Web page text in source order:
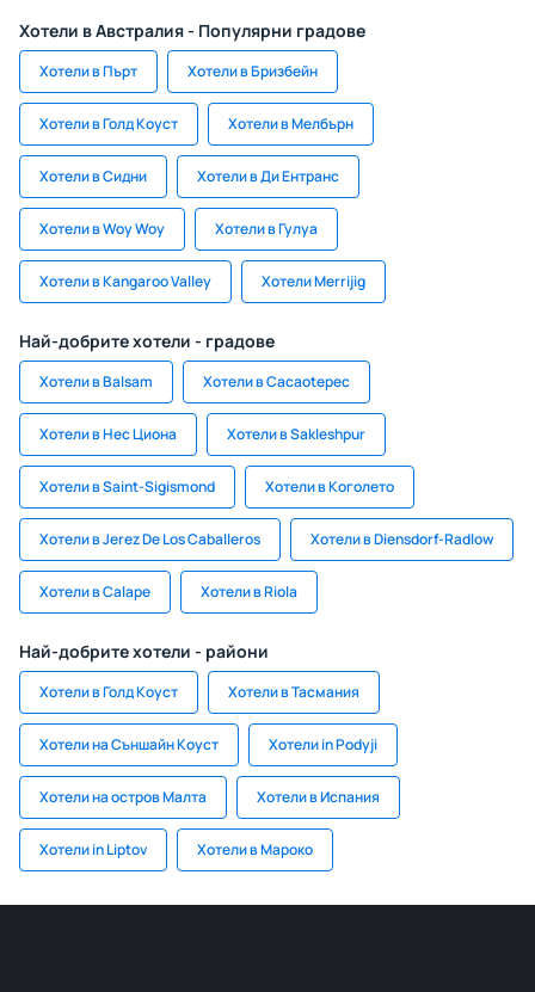
Хотели в Австралия - Популярни градове
Хотели в Пърт Хотели в Бризбейн
Хотели в Голд Коуст Хотели в Мелбърн
Хотели в Сидни Хотели в Ди Ентранс
Хотели в Woy Woy Хотели в Гулуа
Хотели в Kangaroo Valley Хотели Merrijig
Най-добрите хотели - градове
Хотели в Balsam Хотели в Cacaotepec
Хотели в Нес Циона Хотели в Sakleshpur
Хотели в Saint-Sigismond Хотели в Коголето
Хотели в Jerez De Los Caballeros Хотели в Diensdorf-Radlow
Хотели в Calape Хотели в Riola
Най-добрите хотели - райони
Хотели в Голд Коуст Хотели в Тасмания
Хотели на Съншайн Коуст Хотели in Podyji
Хотели на остров Малта Хотели в Испания
Хотели in Liptov Хотели в Мароко